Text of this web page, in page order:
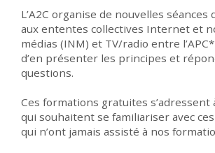
L’A2C organise de nouvelles séances
aux ententes collectives Internet et
médias (INM) et TV/radio entre l’APC*
d’en présenter les principes et
questions.
Ces formations gratuites s’adressent
qui souhaitent se familiariser avec
qui n’ont jamais assisté à nos